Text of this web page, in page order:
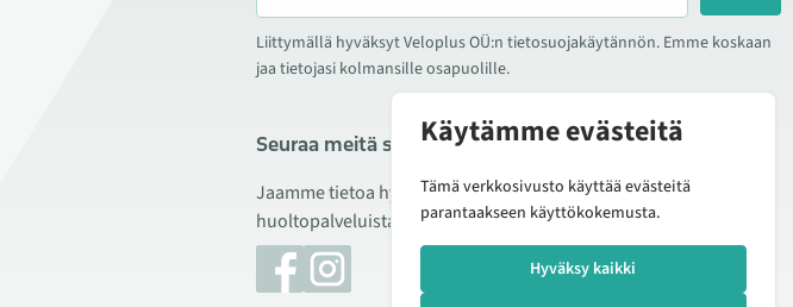
Liittymällä hyväksyt Veloplus OÜ:n tietosuojakäytännön. Emme koskaan
jaa tietojasi kolmansille osapuolille.
Seuraa meitä sosiaalisessa mediassa
Jaamme tietoa hyvistä tarjouksista, uusista tuotteista ja
huoltopalveluista. Joskus julkaisemme myös tuote-esittelyjä.
Käytämme evästeitä
Tämä verkkosivusto käyttää evästeitä
parantaakseen käyttökokemusta.
Hyväksy kaikki